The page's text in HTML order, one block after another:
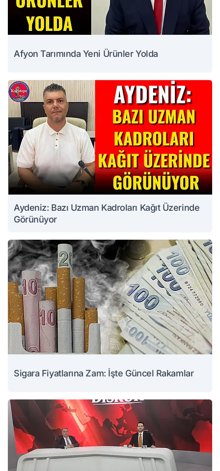
Afyon Tarımında Yeni Ürünler Yolda
Aydeniz: Bazı Uzman Kadroları Kağıt Üzerinde
Görünüyor
Sigara Fiyatlarına Zam: İşte Güncel Rakamlar